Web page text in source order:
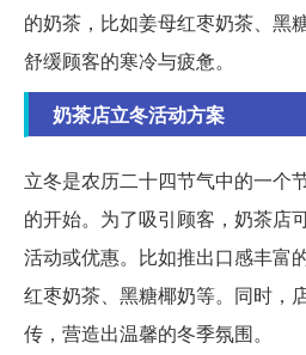
的奶茶，比如姜母红枣奶茶、黑
舒缓顾客的寒冷与疲惫。
奶茶店立冬活动方案
立冬是农历二十四节气中的一个
的开始。为了吸引顾客，奶茶店
活动或优惠。比如推出口感丰富
红枣奶茶、黑糖椰奶等。同时，
传，营造出温馨的冬季氛围。